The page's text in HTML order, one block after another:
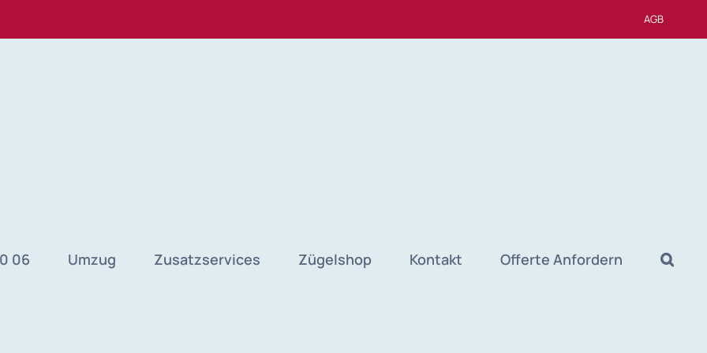
AGB
06 Umzug Zusatzservices Zügelshop Kontakt Offerte Anfordern